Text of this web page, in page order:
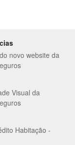
novo website da
Visual da
Habitação -